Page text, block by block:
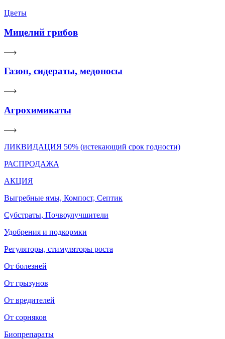
Цветы
Мицелий грибов
Газон, сидераты, медоносы
Агрохимикаты
ЛИКВИДАЦИЯ 50% (истекающий срок годности)
РАСПРОДАЖА
АКЦИЯ
Выгребные ямы, Компост, Септик
Субстраты, Почвоулучшители
Удобрения и подкормки
Регуляторы, стимуляторы роста
От болезней
От грызунов
От вредителей
От сорняков
Биопрепараты